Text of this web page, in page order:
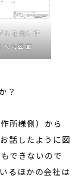
ルを元に作
れた図面
？
所様側）から
話したように図
できないので
るほかの会社は